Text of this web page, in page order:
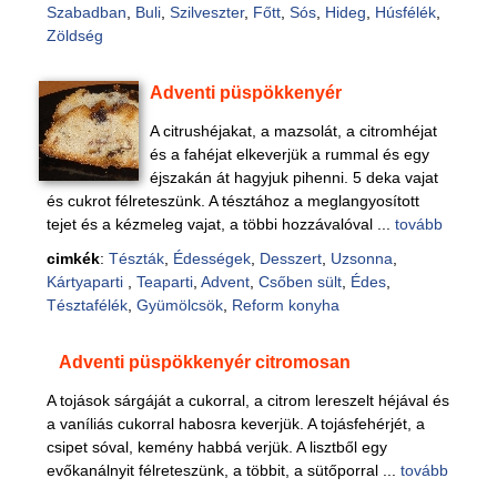
Szabadban
Buli, Szilveszter, Főtt, Sós, Hideg Húsfélék,
Zöldség
Adventi püspökkenyér
A citrushéjakat, a mazsolát, a citromhéjat
és a fahéjat elkeverjük a rummal és egy
éjszakán át hagyjuk pihenni. 5 deka vajat
és cukrot félreteszünk. A tésztához a meglangyosított
tejet és a kézmeleg vajat, a többi hozzávalóval ... tovább
cimkék: Tészták, Édességek, Desszert, Uzsonna
Kártyaparti
Teaparti, Advent, Csőben sült, Édes,
Tésztafélék, Gyümölcsök, Reform konyha
Adventi püspökkenyér citromosan
A tojások sárgáját a cukorral, a citrom lereszelt héjával és
a vaníliás cukorral habosra keverjük. A tojásfehérjét, a
csipet sóval, kemény habbá verjük. A lisztből egy
evőkanálnyit félreteszünk, a többit, a sütőporral ... tovább